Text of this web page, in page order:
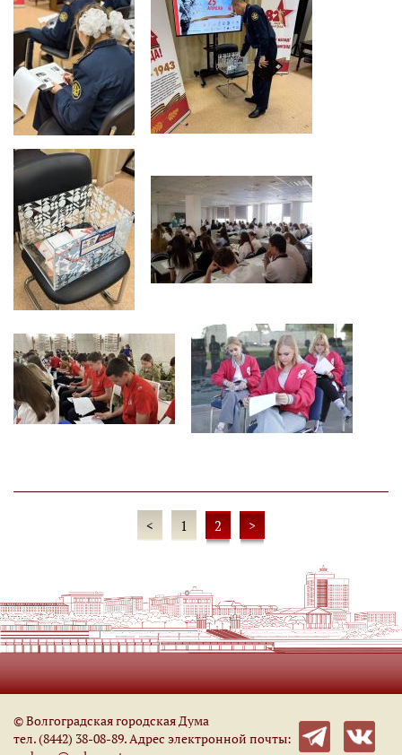
< 1 2 >
© Волгоградская городская Дума
тел. (8442) 38-08-89. Адрес электронной почты: